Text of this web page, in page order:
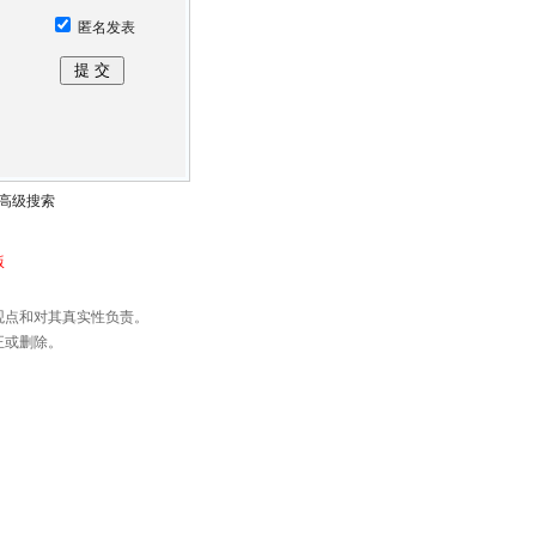
匿名发表
级搜索
和对其真实性负责。
删除。